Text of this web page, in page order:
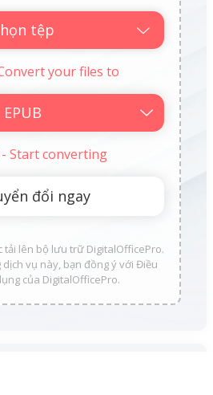
tệp
your files to
Start converting
tải lên bộ lưu trữ DigitalOfficePro.
dịch vụ này, bạn đồng ý với Điều
của DigitalOfficePro.